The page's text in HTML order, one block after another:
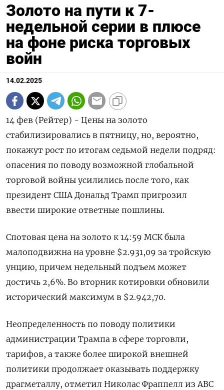
Золото на пути к 7-
недельной серии в плюсе
на фоне риска торговых
войн
14.02.2025
14 фев (Рейтер) - Цены на золото
стабилизировались в пятницу, но, вероятно,
покажут рост по итогам седьмой недели подряд:
опасения по поводу возможной глобальной
торговой войны усилились после того, как
президент США Дональд Трамп пригрозил
ввести широкие ответные пошлины.
Спотовая цена на золото к 14:59 МСК была
малоподвижна на уровне $2.931,09 за тройскую
унцию, причем недельный подъем может
достичь 2,6%. Во вторник котировки обновили
исторический максимум в $2.942,70.
Неопределенность по поводу политики
администрации Трампа в сфере торговли,
тарифов, а также более широкой внешней
политики продолжает оказывать поддержку
драгметаллу, отметил Николас Фраппелл из ABC